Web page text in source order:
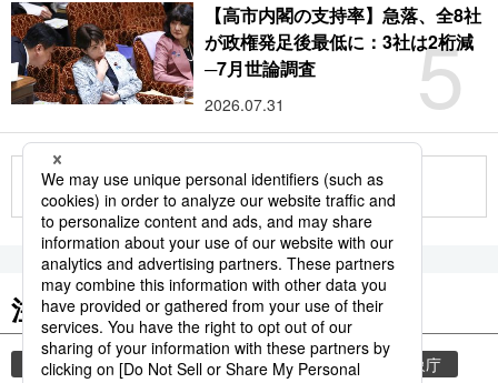
5
【高市内閣の支持率】急落、全8社
が政権発足後最低に：3社は2桁減
─7月世論調査
2026.07.31
もっと見る
注目のキーワード
共同通信ニュース 気象・災害 災害 気象庁